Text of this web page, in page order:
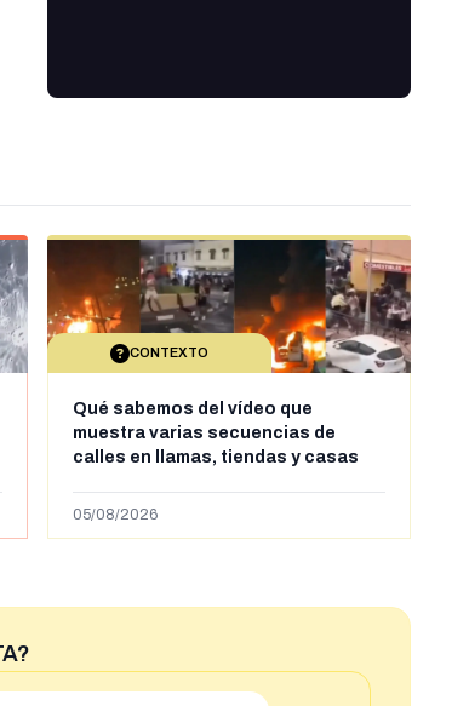
CONTEXTO
Qué sabemos del vídeo que
muestra varias secuencias de
calles en llamas, tiendas y casas
supuestamente en España tras la
05/08/2026